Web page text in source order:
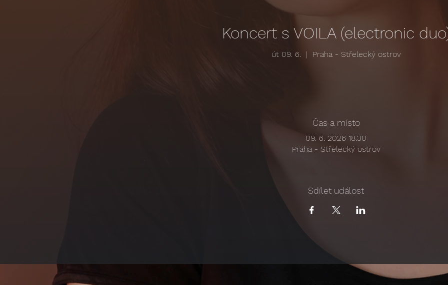
Koncert s VOILA (electronic
út 09. 6.
  |
Praha - Střelecký ostrov
Čas a místo
09. 6. 2026 18:30
Praha - Střelecký ostrov
Sdílet událost